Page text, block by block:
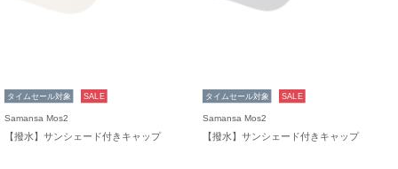
タイムセール対象 SALE
Samansa Mos2
【撥水】サンシェード付きキャップ
タイムセール対象 SALE
Samansa Mos2
【撥水】サンシェード付きキャップ